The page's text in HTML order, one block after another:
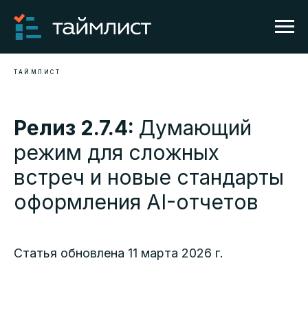
ТАЙМЛИСТ
Релиз 2.7.4: Думающий
режим для сложных
встреч и новые стандарты
оформления AI-отчетов
Статья обновлена 11 марта 2026 г.